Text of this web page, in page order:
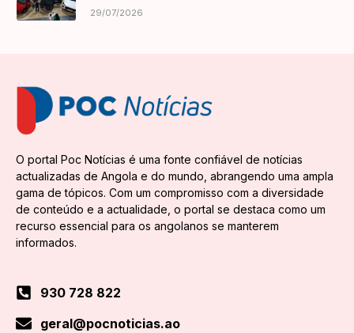
29/07/2026
O portal Poc Notícias é uma fonte confiável de notícias
actualizadas de Angola e do mundo, abrangendo uma ampla
gama de tópicos. Com um compromisso com a diversidade
de conteúdo e a actualidade, o portal se destaca como um
recurso essencial para os angolanos se manterem
informados.
930 728 822
geral@pocnoticias.ao